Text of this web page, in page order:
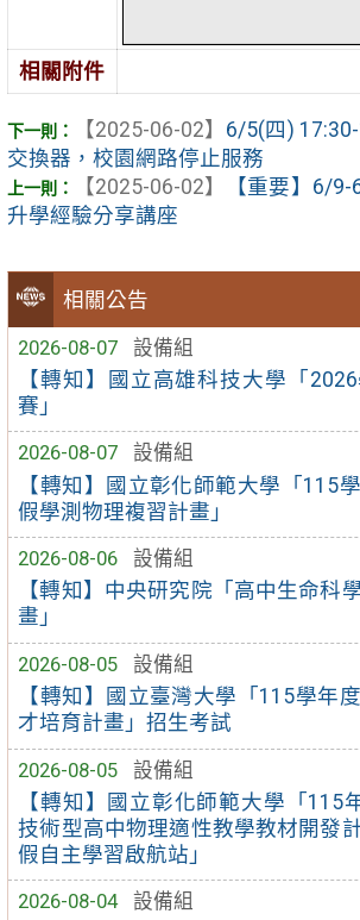
相關公告
2026-08-07
設備組
【轉知】國立高雄科技大學「
賽」
2026-08-07
設備組
【轉知】國立彰化師範大學「115
假學測物理複習計畫」
2026-08-06
設備組
【轉知】中央研究院「高中生命科
畫」
2026-08-05
設備組
【轉知】國立臺灣大學「115學年
才培育計畫」招生考試
2026-08-05
設備組
【轉知】國立彰化師範大學「115
技術型高中物理適性教學教材開發
假自主學習啟航站」
2026-08-04
設備組
相關附件
【2025-06-02】 6/5(四)
交換器，校園網路停止服務
【2025-06-02】
【重要】6/
升學經驗分享講座